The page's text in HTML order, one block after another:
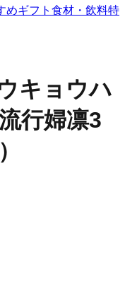
めギフト 食材・飲料特
キョウハ
行婦凛3